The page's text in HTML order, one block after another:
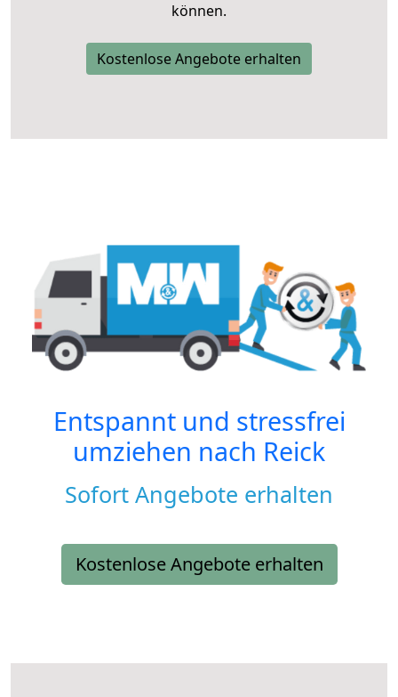
können.
Kostenlose Angebote erhalten
Entspannt und stressfrei
umziehen nach Reick
Sofort Angebote erhalten
Kostenlose Angebote erhalten